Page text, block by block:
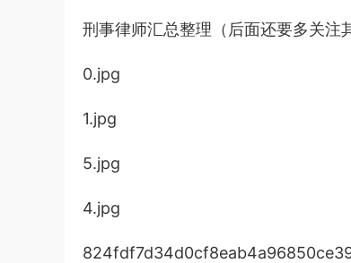
刑事律师汇总整理（后面还要多关注
0.jpg
1.jpg
5.jpg
4.jpg